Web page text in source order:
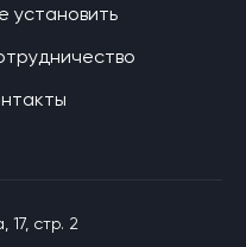
установить
17, стр. 2